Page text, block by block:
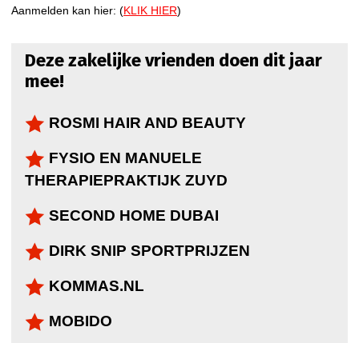
Aanmelden kan hier: (KLIK HIER)
Deze zakelijke vrienden doen dit jaar
mee!
ROSMI HAIR AND BEAUTY
FYSIO EN MANUELE
THERAPIEPRAKTIJK ZUYD
SECOND HOME DUBAI
DIRK SNIP SPORTPRIJZEN
KOMMAS.NL
MOBIDO